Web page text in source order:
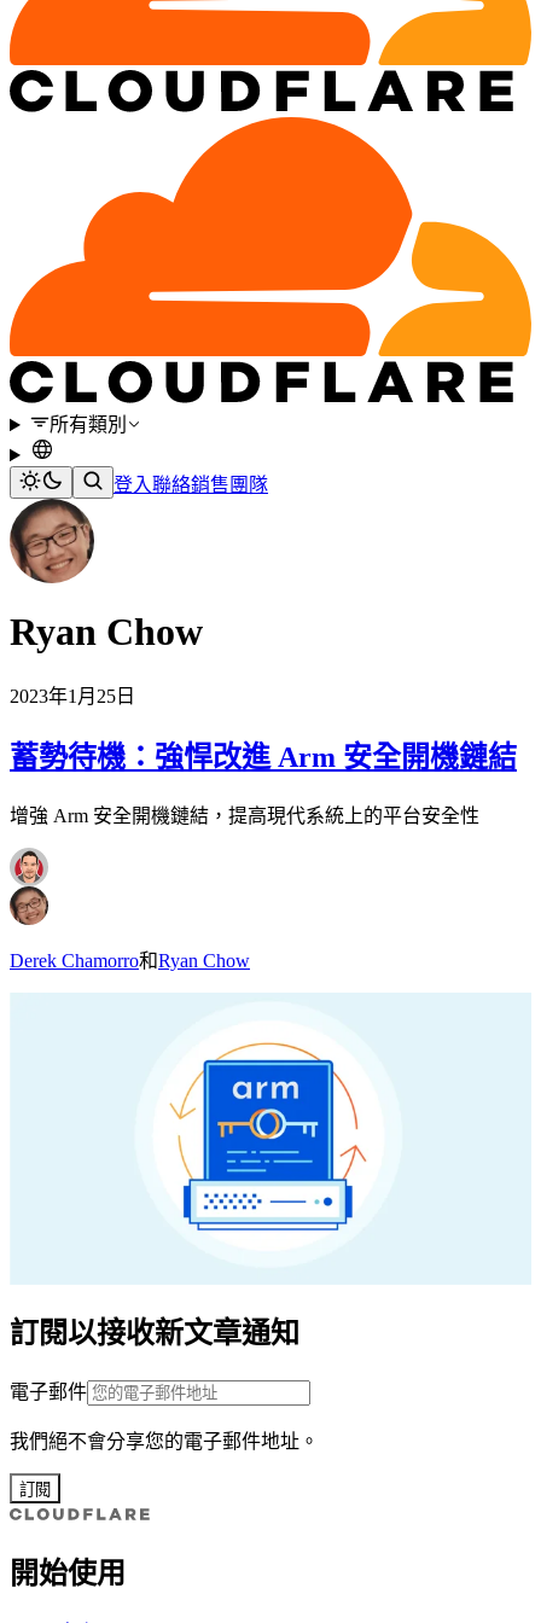
所有類別
登入聯絡銷售團隊
Ryan Chow
2023年1月25日
蓄勢待機：強悍改進 Arm 安全開機鏈結
增強 Arm 安全開機鏈結，提高現代系統上的平台安全性
Derek Chamorro和Ryan Chow
訂閱以接收新文章通知
電子郵件
我們絕不會分享您的電子郵件地址。
訂閱
開始使用